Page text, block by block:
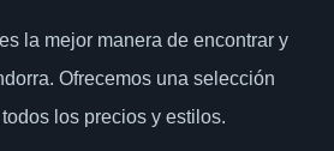
es la mejor manera de encontrar y
Ofrecemos una selección
los precios y estilos.